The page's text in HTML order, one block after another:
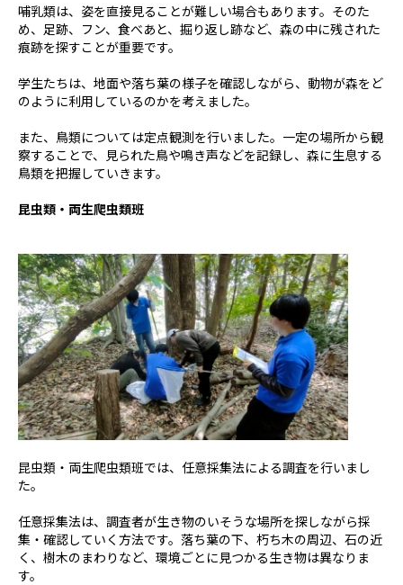
哺乳類は、姿を直接見ることが難しい場合もあります。そのた
め、足跡、フン、食べあと、掘り返し跡など、森の中に残された
痕跡を探すことが重要です。
学生たちは、地面や落ち葉の様子を確認しながら、動物が森をど
のように利用しているのかを考えました。
また、鳥類については定点観測を行いました。一定の場所から観
察することで、見られた鳥や鳴き声などを記録し、森に生息する
鳥類を把握していきます。
昆虫類・両生爬虫類班
昆虫類・両生爬虫類班では、任意採集法による調査を行いまし
た。
任意採集法は、調査者が生き物のいそうな場所を探しながら採
集・確認していく方法です。落ち葉の下、朽ち木の周辺、石の近
く、樹木のまわりなど、環境ごとに見つかる生き物は異なりま
す。